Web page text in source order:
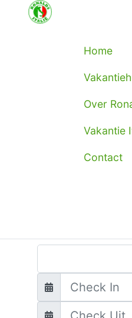
Home
Over
Vakantie
Contact